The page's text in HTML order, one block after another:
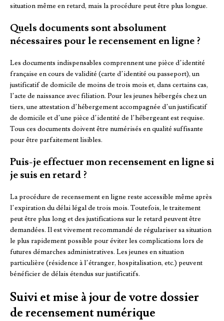
situation même en retard, mais la procédure peut être plus longue.
Quels documents sont absolument
nécessaires pour le recensement en ligne ?
Les documents indispensables comprennent une pièce d’identité
française en cours de validité (carte d’identité ou passeport), un
justificatif de domicile de moins de trois mois et, dans certains cas,
l’acte de naissance avec filiation. Pour les jeunes hébergés chez un
tiers, une attestation d’hébergement accompagnée d’un justificatif
de domicile et d’une pièce d’identité de l’hébergeant est requise.
Tous ces documents doivent être numérisés en qualité suffisante
pour être parfaitement lisibles.
Puis-je effectuer mon recensement en ligne si
je suis en retard ?
La procédure de recensement en ligne reste accessible même après
l’expiration du délai légal de trois mois. Toutefois, le traitement
peut être plus long et des justifications sur le retard peuvent être
demandées. Il est vivement recommandé de régulariser sa situation
le plus rapidement possible pour éviter les complications lors de
futures démarches administratives. Les jeunes en situation
particulière (résidence à l’étranger, hospitalisation, etc.) peuvent
bénéficier de délais étendus sur justificatifs.
Suivi et mise à jour de votre dossier
de recensement numérique